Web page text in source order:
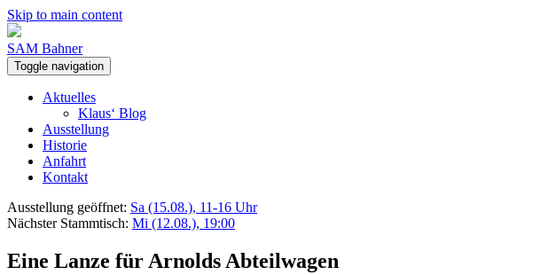
Skip to main content
SAM Bahner
Toggle navigation
Aktuelles
Klaus‘ Blog
Ausstellung
Historie
Anfahrt
Kontakt
Ausstellung geöffnet: Sa (15.08.), 11-16 Uhr
Nächster Stammtisch: Mi (12.08.), 19:00
Eine Lanze für Arnolds Abteilwagen